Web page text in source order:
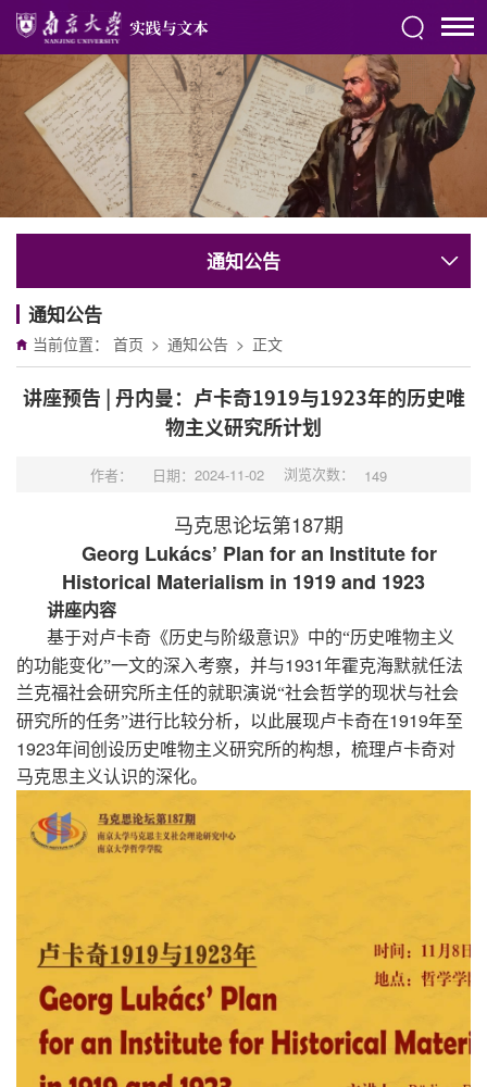
通知公告
通知公告
当前位置： 首页 > 通知公告 > 正文
讲座预告 | 丹内曼：卢卡奇1919与1923年的历史唯
物主义研究所计划
作者： 日期：2024-11-02 浏览次数： 149
马克思论坛第187期
Georg Lukács’ Plan for an Institute for
Historical Materialism in 1919 and 1923
讲座内容
基于对卢卡奇《历史与阶级意识》中的“历史唯物主义
的功能变化”一文的深入考察，并与1931年霍克海默就任法
兰克福社会研究所主任的就职演说“社会哲学的现状与社会
研究所的任务”进行比较分析，以此展现卢卡奇在1919年至
1923年间创设历史唯物主义研究所的构想，梳理卢卡奇对
马克思主义认识的深化。